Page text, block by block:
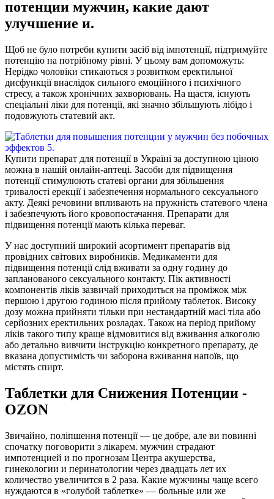
потенции мужчин, какие дают
улучшение и.
Щоб не було потреби купити засіб від імпотенції, підтримуйте
потенцію на потрібному рівні. У цьому вам допоможуть:
Нерідко чоловіки стикаються з розвитком еректильної
дисфункції внаслідок сильного емоційного і психічного
стресу, а також хронічних захворювань. На щастя, існують
спеціальні ліки для потенції, які значно збільшують лібідо і
подовжують статевий акт.
Купити препарат для потенції в Україні за доступною ціною
можна в нашій онлайн-аптеці. Засоби для підвищення
потенції стимулюють статеві органи для збільшення
тривалості ерекції і забезпечення нормального сексуального
акту. Деякі речовини впливають на пружність статевого члена
і забезпечують його кровопостачання. Препарати для
підвищення потенції мають кілька переваг.
У нас доступний широкий асортимент препаратів від
провідних світових виробників. Медикаменти для
підвищення потенції слід вживати за одну годину до
запланованого сексуального контакту. Пік активності
компонентів ліків зазвичай приходиться на проміжок між
першою і другою годиною після прийому таблеток. Високу
дозу можна прийняти тільки при нестандартній масі тіла або
серйозних еректильних розладах. Також на період прийому
ліків такого типу краще відмовитися від вживання алкоголю
або детально вивчити інструкцію конкретного препарату, де
вказана допустимість чи заборона вживання напоїв, що
містять спирт.
Таблетки для Снижения Потенции -
OZON
Звичайно, поліпшення потенції — це добре, але ви повинні
спочатку поговорити з лікарем. мужчин страдают
импотенцией и по прогнозам Центра акушерства,
гинекологии и перинатологии через двадцать лет их
количество увеличится в 2 раза. Какие мужчины чаще всего
нуждаются в «голубой таблетке» — больные или же